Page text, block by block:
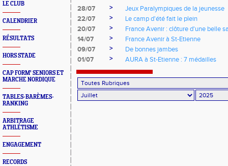
LE CLUB
CALENDRIER
RÉSULTATS
HORS STADE
CAP FORM' SENIORS ET
MARCHE NORDIQUE
TABLES-BARÈMES-
RANKING
ARBITRAGE
ATHLÉTISME
ENGAGEMENT
RECORDS
28/07 >
Jeux Paralympiques de la jeunesse
22/07
>
Le camp d'été fait le plein
20/07
>
France Avenir : clôture d'une belle
14/07
>
France Avenir à St-Etienne
09/07
>
De bonnes jambes
01/07
> AURA à St-Etienne : 7 médailles